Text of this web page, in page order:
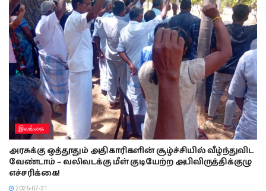
இலங்கை
அரசுக்கு ஒத்தூதும் அதிகாரிகளின் சூழ்ச்சியில் வீழ்ந்துவிட
வேண்டாம் – வலிவடக்கு மீள் குடியேற்ற அபிவிருத்திக்குழு
எச்சரிக்கை!
2026-07-31